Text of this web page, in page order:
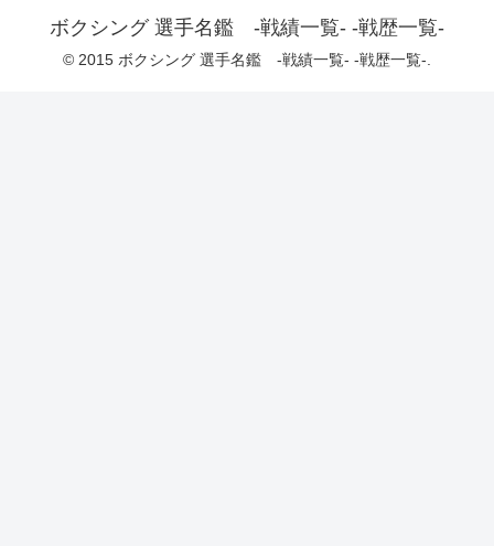
ボクシング 選手名鑑 -戦績一覧- -戦歴一覧-
© 2015 ボクシング 選手名鑑 -戦績一覧- -戦歴一覧-.